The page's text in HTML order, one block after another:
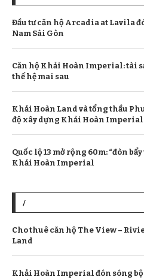
Đầu tư căn hộ Arcadia at Lavila
Nam Sài Gòn
Căn hộ Khải Hoàn Imperial: tài
thế hệ mai sau
Khải Hoàn Land và tổng thầu
độ xây dựng Khải Hoàn Imperial
Quốc lộ 13 mở rộng 60m: “đòn
Khải Hoàn Imperial
/
Cho thuê căn hộ The View –
Land
Khải Hoàn Imperial đón sóng bộ